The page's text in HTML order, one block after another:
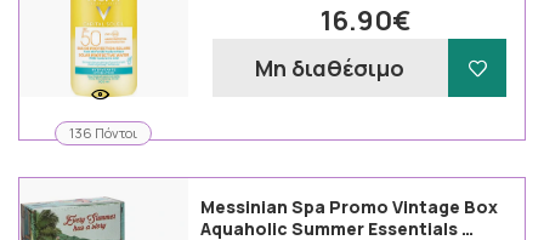
136 Πόντοι
16.90€
Μη διαθέσιμο
Messinian Spa Promo Vintage Box
Aquaholic Summer Essentials …